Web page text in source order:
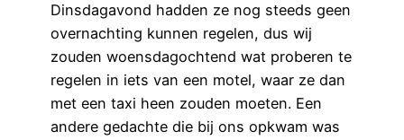
Dinsdagavond hadden ze nog steeds geen
overnachting kunnen regelen, dus wij
zouden woensdagochtend wat proberen te
regelen in iets van een motel, waar ze dan
met een taxi heen zouden moeten. Een
andere gedachte die bij ons opkwam was